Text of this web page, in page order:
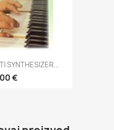
SYNTHESIZER...
€